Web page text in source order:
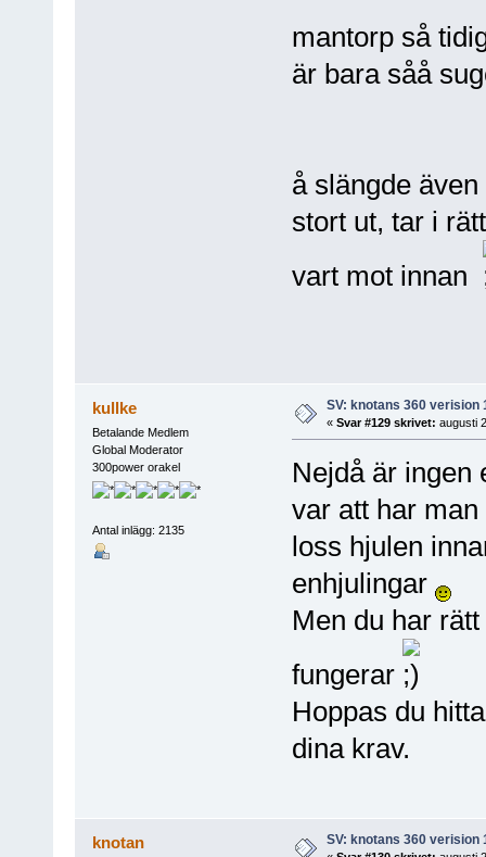
mantorp så
är bara såå
å slängde
stort ut, tar i
vart mot innan
kullke
Betalande Medlem
Global Moderator
300power orakel
Antal inlägg: 2135
SV: knotans 360 verision
« Svar #129 skrivet: augusti
Nejdå är ingen
var att har
loss hjulen
enhjulingar
Men du har
fungerar
Hoppas du
dina krav.
knotan SV: knotans 360 verision